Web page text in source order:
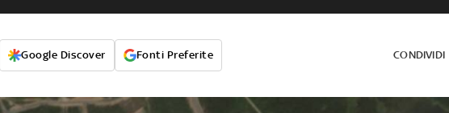
Google Discover Fonti Preferite CONDIVIDI